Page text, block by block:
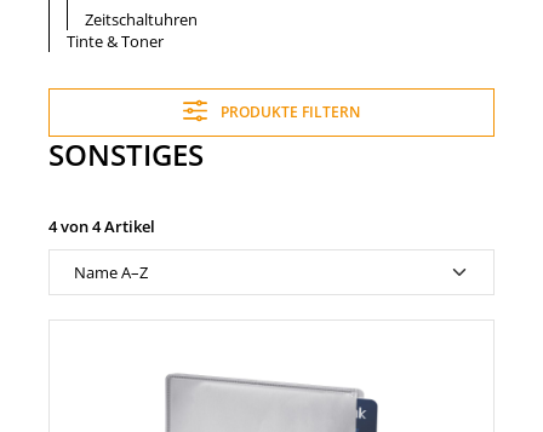
Zeitschaltuhren
Tinte & Toner
PRODUKTE FILTERN
SONSTIGES
4 von 4 Artikel